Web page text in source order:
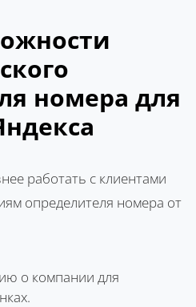
номера для
работать с клиентами
определителя номера от
о компании для